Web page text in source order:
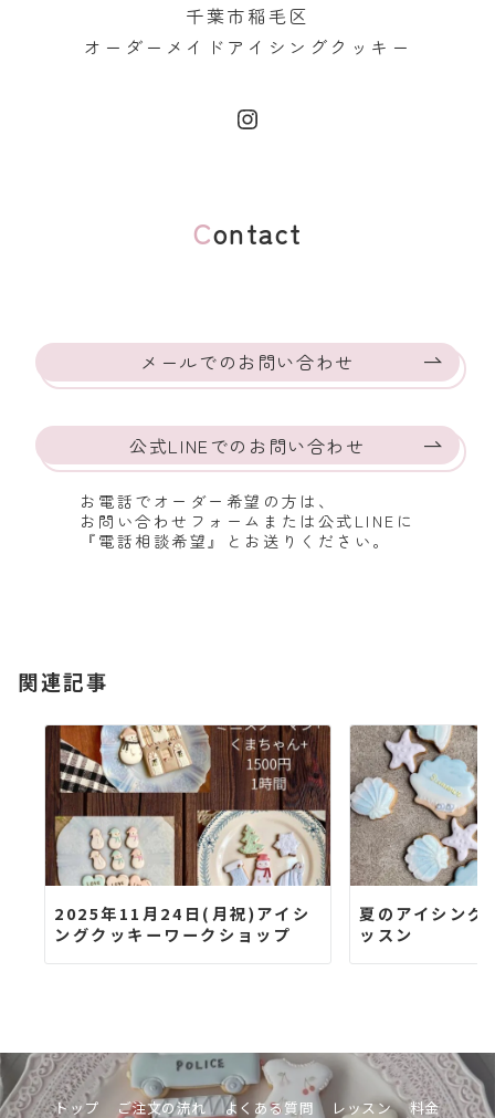
千葉市稲毛区
オーダーメイドアイシングクッキー
Instagram
Contact
メールでのお問い合わせ
公式LINEでのお問い合わせ
お電話でオーダー希望の方は、
お 問い合わせフォームまたは公式LINEに
『電話相談希望』とお送りください。
関連記事
2025年11月24日(月祝)アイシ
ングクッキーワークショップ
夏のアイシング
ッスン
トップ ご注文の流れ よくある質問 レッスン 料金